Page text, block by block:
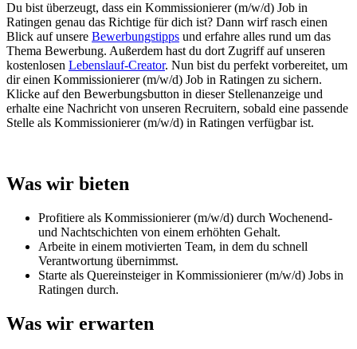
Du bist überzeugt, dass ein Kommissionierer (m/w/d) Job in
Ratingen genau das Richtige für dich ist? Dann wirf rasch einen
Blick auf unsere Bewerbungstipps und erfahre alles rund um das
Thema Bewerbung. Außerdem hast du dort Zugriff auf unseren
kostenlosen Lebenslauf-Creator. Nun bist du perfekt vorbereitet, um
dir einen Kommissionierer (m/w/d) Job in Ratingen zu sichern.
Klicke auf den Bewerbungsbutton in dieser Stellenanzeige und
erhalte eine Nachricht von unseren Recruitern, sobald eine passende
Stelle als Kommissionierer (m/w/d) in Ratingen verfügbar ist.
Was wir bieten
Profitiere als Kommissionierer (m/w/d) durch Wochenend-
und Nachtschichten von einem erhöhten Gehalt.
Arbeite in einem motivierten Team, in dem du schnell
Verantwortung übernimmst.
Starte als Quereinsteiger in Kommissionierer (m/w/d) Jobs in
Ratingen durch.
Was wir erwarten